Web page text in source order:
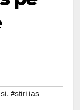
, #stiri iasi